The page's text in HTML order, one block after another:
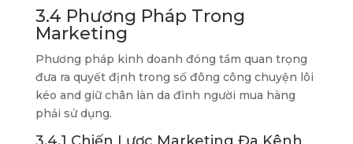
3.4 Phương Pháp Trong
Marketing
Phương pháp kinh doanh đóng tầm quan trọng
đưa ra quyết định trong số đông công chuyện lôi
kéo and giữ chân làn da đình người mua hàng
phải sử dụng.